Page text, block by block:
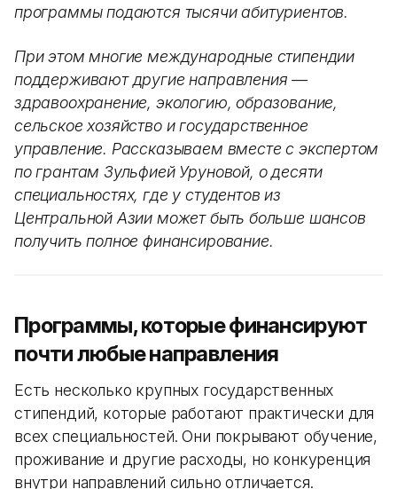
программы подаются тысячи абитуриентов.
При этом многие международные стипендии
поддерживают другие направления —
здравоохранение, экологию, образование,
сельское хозяйство и государственное
управление. Рассказываем вместе с экспертом
по грантам Зульфией Уруновой, о десяти
специальностях, где у студентов из
Центральной Азии может быть больше шансов
получить полное финансирование.
Программы, которые финансируют
почти любые направления
Есть несколько крупных государственных
стипендий, которые работают практически для
всех специальностей. Они покрывают обучение,
проживание и другие расходы, но конкуренция
внутри направлений сильно отличается.